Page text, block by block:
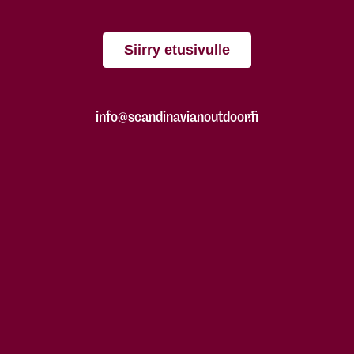
Siirry etusivulle
info@scandinavianoutdoor.fi